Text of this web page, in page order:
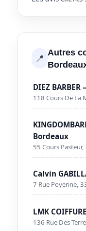
📍 Autres
DIEZ
118 Cours De La
Bordeaux
55 Cours
Calvin
7 Rue Poyenne,
LMK
136 Rue Des